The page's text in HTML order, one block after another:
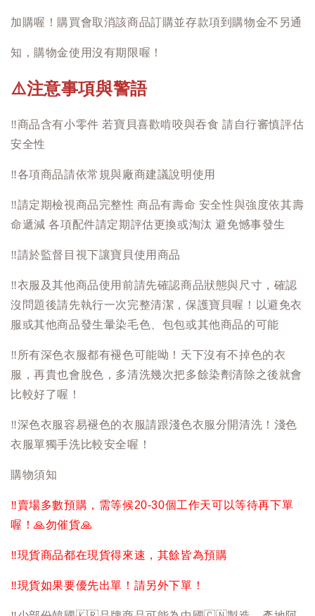
加購喔！購買會取消該商品訂購並存款項到購物金不另通
知，購物金使用沒有期限喔！
⚠️注意事項與警語
‼️商品含有小零件 若寶貝喜歡啃咬與吞食 請自行審慎評估
安全性
‼️各項商品請依常規與廠商建議說明使用
‼️請定期檢視商品完整性 商品有壽命 安全性與強度依其壽
命遞減 各項配件請定期評估更換或淘汰 避免憾事發生
‼️請於監督目視下讓寶貝使用商品
‼️衣服及其他商品使用前請先確認商品狀態與尺寸，確認
沒問題後請先執行一次完整清潔，保護寶貝喔！以避免衣
服或其他商品發生暈染毛色、包包或其他商品的可能
‼️ 所有深色衣服都有褪色可能呦！天下沒有不掉色的衣
服，再貴也會脫色，多清洗幾次把多餘染劑清除之後就會
比較好了喔！
‼️深色衣服容易褪色的衣服請跟淺色衣服分開清洗！淺色
衣服單獨手洗比較安全喔！
購物須知
‼️賣場多數預購，需等候20-30個工作天可以等待再下單
喔！🙏勿催貨🙏
‼️現貨商品都在現貨得來速，其餘皆為預購
‼️現貨如果要優先出單！請另外下單！